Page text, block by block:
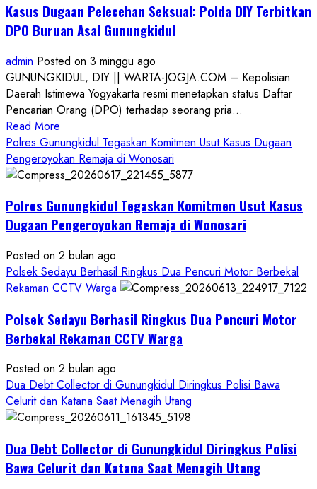
Kasus Dugaan Pelecehan Seksual: Polda DIY Terbitkan
DPO Buruan Asal Gunungkidul
admin Posted on 3 minggu ago
GUNUNGKIDUL, DIY || WARTA-JOGJA.COM – Kepolisian
Daerah Istimewa Yogyakarta resmi menetapkan status Daftar
Pencarian Orang (DPO) terhadap seorang pria...
Read More
more
about
Kasus
Pelecehan
Seksual:
DIY
Terbitkan
DPO
Asal
Gunungkidul
Polres Gunungkidul Tegaskan Komitmen Usut Kasus Dugaan
Pengeroyokan Remaja di Wonosari
Polres Gunungkidul Tegaskan Komitmen Usut Kasus
Dugaan Pengeroyokan Remaja di Wonosari
Posted on 2 bulan ago
Polsek Sedayu Berhasil Ringkus Dua Pencuri Motor Berbekal
Rekaman CCTV Warga
Polsek Sedayu Berhasil Ringkus Dua Pencuri Motor
Berbekal Rekaman CCTV Warga
Posted on 2 bulan ago
Dua Debt Collector di Gunungkidul Diringkus Polisi Bawa
Celurit dan Katana Saat Menagih Utang
Dua Debt Collector di Gunungkidul Diringkus Polisi
Bawa Celurit dan Katana Saat Menagih Utang